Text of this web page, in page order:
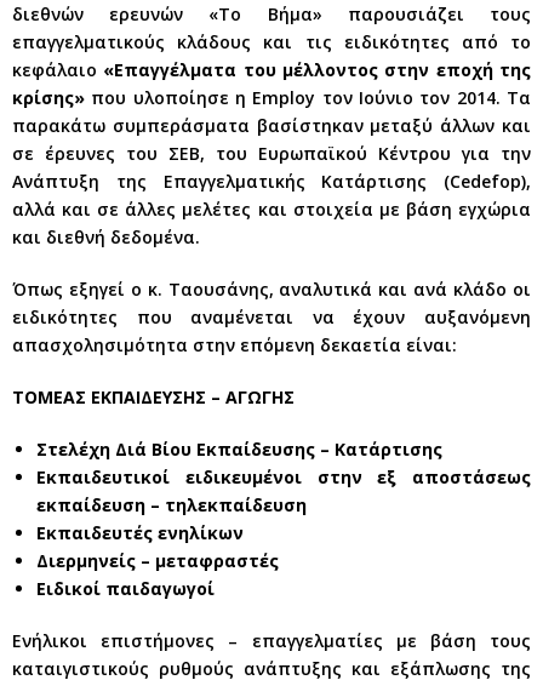
διεθνών ερευνών «Το Βήμα» παρουσιάζει τους
επαγγελματικούς κλάδους και τις ειδικότητες από το
κεφάλαιο «Επαγγέλματα του μέλλοντος στην εποχή της
κρίσης» που υλοποίησε η Employ τον Ιούνιο τον 2014. Τα
παρακάτω συμπεράσματα βασίστηκαν μεταξύ άλλων και
σε έρευνες του ΣΕΒ, του Ευρωπαϊκού Κέντρου για την
Ανάπτυξη της Επαγγελματικής Κατάρτισης (Cedefop),
αλλά και σε άλλες μελέτες και στοιχεία με βάση εγχώρια
και διεθνή δεδομένα.
Όπως εξηγεί ο κ. Ταουσάνης, αναλυτικά και ανά κλάδο οι
ειδικότητες που αναμένεται να έχουν αυξανόμενη
απασχολησιμότητα στην επόμενη δεκαετία είναι:
ΤΟΜΕΑΣ ΕΚΠΑΙΔΕΥΣΗΣ – ΑΓΩΓΗΣ
Στελέχη Διά Βίου Εκπαίδευσης – Κατάρτισης
Εκπαιδευτικοί ειδικευμένοι στην εξ αποστάσεως
εκπαίδευση – τηλεκπαίδευση
Εκπαιδευτές ενηλίκων
Διερμηνείς – μεταφραστές
Ειδικοί παιδαγωγοί
Ενήλικοι επιστήμονες – επαγγελματίες με βάση τους
καταιγιστικούς ρυθμούς ανάπτυξης και εξάπλωσης της